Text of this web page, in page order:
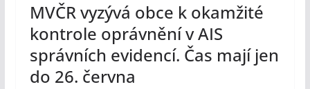
MVČR vyzývá obce k okamžité
kontrole oprávnění v AIS
správních evidencí. Čas mají jen
do 26. června